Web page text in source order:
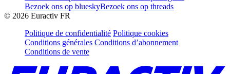
Bezoek ons op blueskyBezoek ons op threads
© 2026 Euractiv FR
Politique de confidentialité Politique cookies
Conditions générales Conditions d’abonnement
Conditions de vente